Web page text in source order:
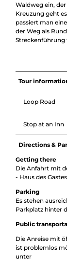
Waldweg ein,
Kreuzung geht
passiert man
der Weg als
Streckenführung
Tour
Loop Road
Stop at an Inn
Directions &
Getting there
Die Anfahrt mit
- Haus des
Parking
Es stehen
Parkplatz hinter
Public
Die Anreise mit
ist problemlos
unter